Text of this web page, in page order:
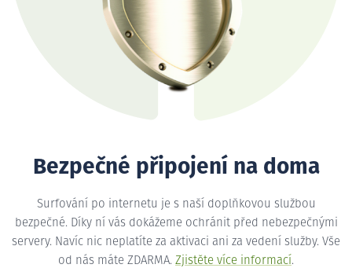
Bezpečné připojení na doma
Surfování po internetu je s naší doplňkovou službou
bezpečné. Díky ní vás dokážeme ochránit před nebezpečnými
servery. Navíc nic neplatíte za aktivaci ani za vedení služby. Vše
od nás máte ZDARMA. Zjistěte více informací.